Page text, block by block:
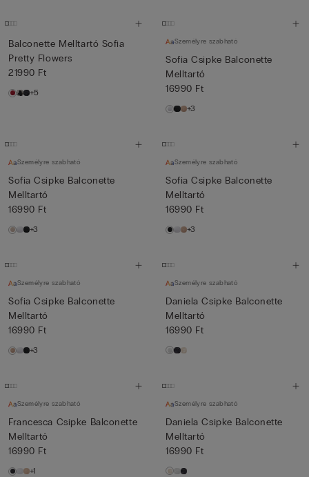
Balconette Melltartó Sofia
Pretty Flowers
21990 Ft
+5
Személyre szabható
Sofia Csipke Balconette
Melltartó
16990 Ft
+3
Személyre szabható
Sofia Csipke Balconette
Melltartó
16990 Ft
+3
Személyre szabható
Sofia Csipke Balconette
Melltartó
16990 Ft
+3
Személyre szabható
Sofia Csipke Balconette
Melltartó
16990 Ft
+3
Személyre szabható
Daniela Csipke Balconette
Melltartó
16990 Ft
Személyre szabható
Francesca Csipke Balconette
Melltartó
16990 Ft
+1
Személyre szabható
Daniela Csipke Balconette
Melltartó
16990 Ft